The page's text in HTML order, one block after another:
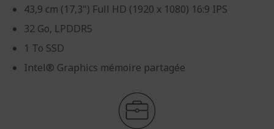
43,9 cm (17,3") Full HD (1920 x 1080) 16:9 IPS
32 Go, LPDDR5
1 To SSD
Intel® Graphics mémoire partagée